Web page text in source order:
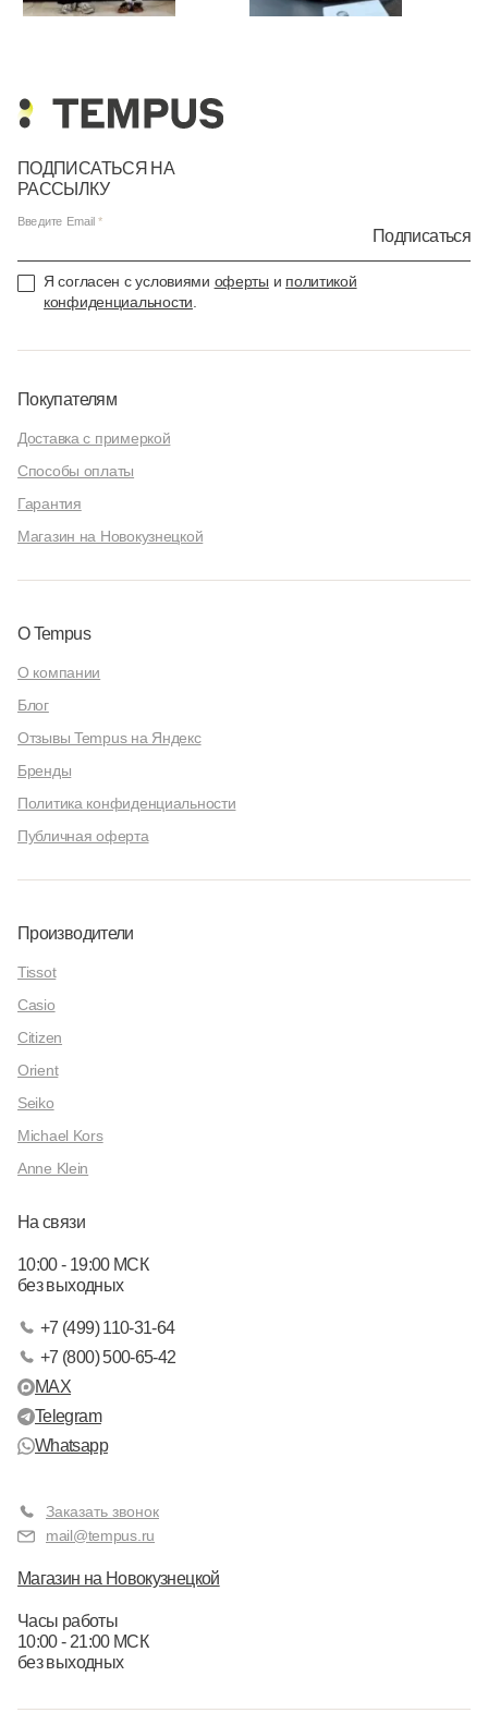
ПОДПИСАТЬСЯ НА
РАССЫЛКУ
Введите Email
Подписаться
Я согласен с условиями оферты и политикой
конфиденциальности
Покупателям
Доставка с примеркой
Способы оплаты
Гарантия
Магазин на Новокузнецкой
О Tempus
О компании
Блог
Отзывы Tempus на Яндекс
Бренды
Политика конфиденциальности
Публичная оферта
Производители
Tissot
Casio
Citizen
Orient
Seiko
Michael Kors
Anne Klein
На связи
10:00 - 19:00 МСК
без выходных
+7 (499) 110-31-64
+7 (800) 500-65-42
MAX
Telegram
Whatsapp
Заказать звонок
mail@tempus.ru
Магазин на Новокузнецкой
Часы работы
10:00 - 21:00 МСК
без выходных